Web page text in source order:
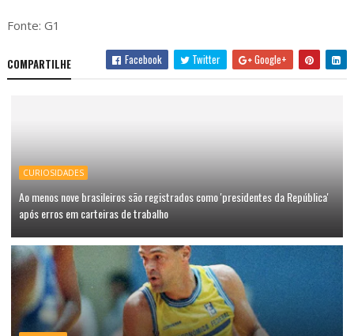
Fonte: G1
COMPARTILHE Facebook Twitter Google+
CURIOSIDADES
Ao menos nove brasileiros são registrados como 'presidentes da República'
após erros em carteiras de trabalho